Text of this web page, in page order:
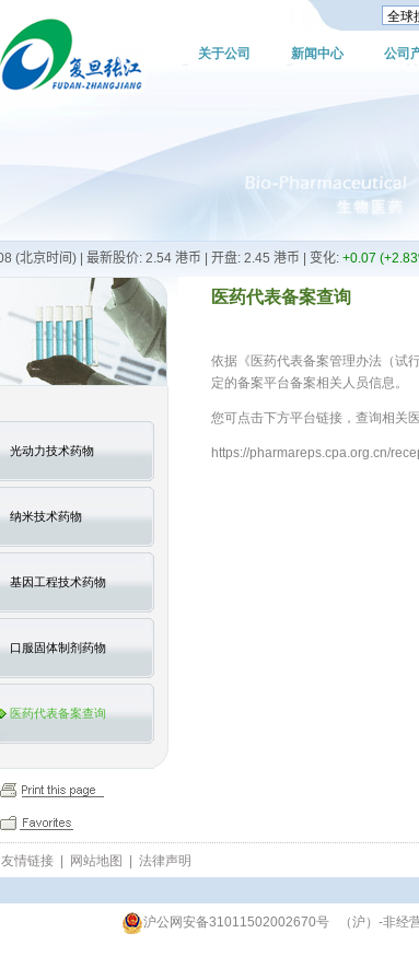
关于公司 新闻中心 公司
光动力技术药物
纳米技术药物
基因工程技术药物
口服固体制剂药物
医药代表备案查询
医药代表备案查询
依据《医药代表备案管理办法（试
定的备案平台备案相关人员信息。
您可点击下方平台链接，查询相关
https://pharmareps.cpa.org.cn/
友情链接 网站地图 法律声明
沪公网安备31011502002670号（沪）-非经